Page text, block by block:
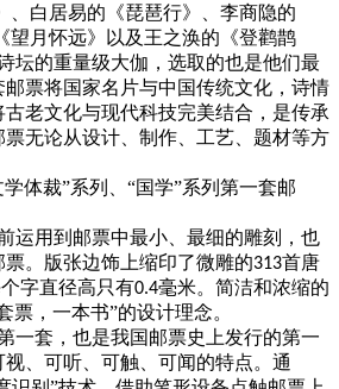
、白居易的《琵琶行》、李商隐的
望月怀远》以及王之涣的《登鹳鹊
坛的重量级大伽，选取的也是他们最
票将国家名片与中国传统文化，诗情
老文化与现代科技完美结合，是传承
无论从设计、制作、工艺、题材等方
学体裁”系列、“国学”系列第一套邮
运用到邮票中最小、最细的雕刻，也
。版张边饰上缩印了微雕的313首唐
字直径高只有0.4毫米。简洁和浓缩的
票，一本书”的设计理念。
一套，也是我国邮票史上发行的第一
、可听、可触、可闻的特点。通